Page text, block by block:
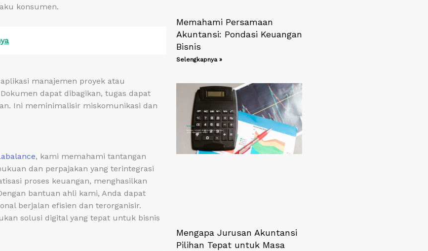
konsumen.
manajemen proyek atau
dapat dibagikan, tugas dapat
Ini meminimalisir miskomunikasi dan
, kami memahami tantangan
dan perpajakan yang terintegrasi
proses keuangan, menghasilkan
bantuan ahli kami, Anda dapat
berjalan efisien dan terorganisir.
solusi digital yang tepat untuk bisnis
Memahami Persamaan
Akuntansi: Pondasi Keuangan
Bisnis
Selengkapnya »
Mengapa Jurusan Akuntansi
Pilihan Tepat untuk Masa